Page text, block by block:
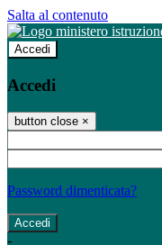
Salta al contenuto
Accedi
Accedi
button close ×
Password dimenticata?
-